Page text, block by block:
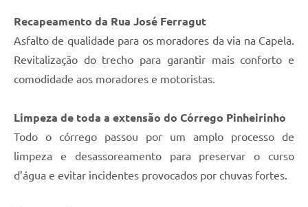
Recapeamento da Rua José Ferragut
Asfalto de qualidade para os moradores da via na Capela.
Revitalização do trecho para garantir mais conforto e
comodidade aos moradores e motoristas.
Limpeza de toda a extensão do Córrego Pinheirinho
Todo o córrego passou por um amplo processo de
limpeza e desassoreamento para preservar o curso
d’água e evitar incidentes provocados por chuvas fortes.